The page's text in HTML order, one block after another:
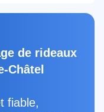
de rideaux
Châtel
fiable,